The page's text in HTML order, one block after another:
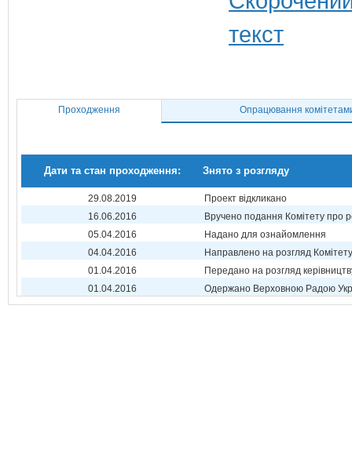
Проходження Опрацювання
Дати та стан проходження: Знято з розгляду
29.08.2019
Проект відкликано
16.06.2016
Вручено подання Комітету про
05.04.2016
Надано для ознайомлення
04.04.2016
Направлено на розгляд Комітету
01.04.2016
Передано на розгляд
01.04.2016
Одержано Верховною Радою